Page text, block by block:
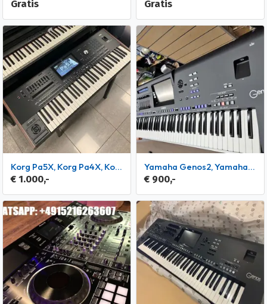
Gratis Gratis
Korg Pa5X, Korg Pa4X, Korg Pa4X MG2 Edition, Korg PA-1000 MG
€ 1.000,-
Yamaha Genos2, Yamaha Genos, Yamaha Tyros5,Yamaha MODX8 Plus
€ 900,-